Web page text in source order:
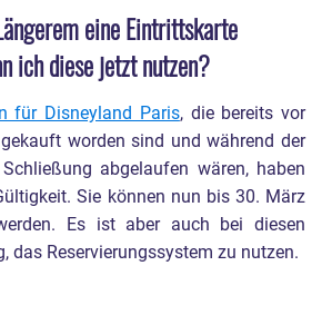
befreien lassen?
weiterhin Disney Charaktere in
andere Fotomöglichkeiten?
Shows und Paraden?
eine Eintrittskarte
ich diese jetzt nutzen?
für Disneyland Paris, die bereits vor
worden sind und während der
abgelaufen wären, haben
Sie können nun bis 30. März
Es ist aber auch bei diesen
das Reservierungssystem zu nutzen.